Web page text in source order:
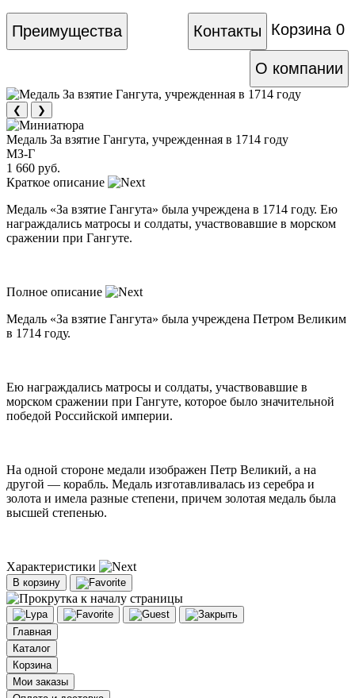
Преимущества Корзина 0
Контакты
О компании
❮ ❯
Медаль За взятие Гангута, учрежденная в 1714 году
МЗ-Г
1 660 руб.
Краткое описание
Медаль «За взятие Гангута» была учреждена в 1714 году. Ею
награждались матросы и солдаты, участвовавшие в морском
сражении при Гангуте.
Полное описание
Медаль «За взятие Гангута» была учреждена Петром Великим
в 1714 году.
Ею награждались матросы и солдаты, участвовавшие в
морском сражении при Гангуте, которое было значительной
победой Российской империи.
На одной стороне медали изображен Петр Великий, а на
другой — корабль. Медаль изготавливалась из серебра и
золота и имела разные степени, причем золотая медаль была
высшей степенью.
Характеристики
В корзину
Главная
Каталог
Корзина
Мои заказы